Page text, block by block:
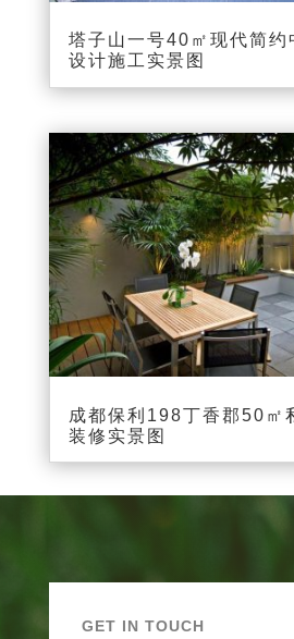
塔子山一号40㎡现代简约
设计施工实景图
成都保利198丁香郡50㎡
装修实景图
GET IN TOUCH